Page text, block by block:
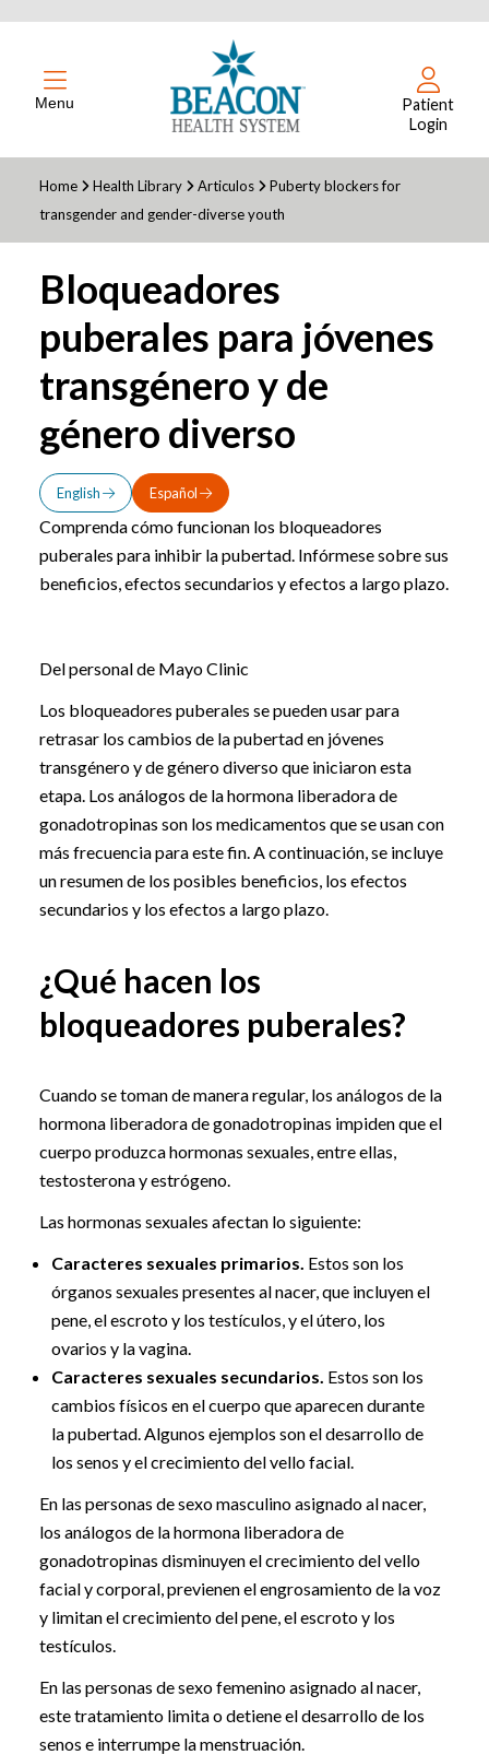
Menu
Patient
Login
Home Health Library Articulos
Puberty blockers for
transgender and gender-diverse youth
Bloqueadores
puberales para jóvenes
transgénero y de
género diverso
English Español
Comprenda cómo funcionan los bloqueadores
puberales para inhibir la pubertad. Infórmese sobre sus
beneficios, efectos secundarios y efectos a largo plazo.
Del personal de Mayo Clinic
Los bloqueadores puberales se pueden usar para
retrasar los cambios de la pubertad en jóvenes
transgénero y de género diverso que iniciaron esta
etapa. Los análogos de la hormona liberadora de
gonadotropinas son los medicamentos que se usan con
más frecuencia para este fin. A continuación, se incluye
un resumen de los posibles beneficios, los efectos
secundarios y los efectos a largo plazo.
¿Qué hacen los
bloqueadores puberales?
Cuando se toman de manera regular, los análogos de la
hormona liberadora de gonadotropinas impiden que el
cuerpo produzca hormonas sexuales, entre ellas,
testosterona y estrógeno.
Las hormonas sexuales afectan lo siguiente:
Caracteres sexuales primarios. Estos son los
órganos sexuales presentes al nacer, que incluyen el
pene, el escroto y los testículos, y el útero, los
ovarios y la vagina.
Caracteres sexuales secundarios. Estos son los
cambios físicos en el cuerpo que aparecen durante
la pubertad. Algunos ejemplos son el desarrollo de
los senos y el crecimiento del vello facial.
En las personas de sexo masculino asignado al nacer,
los análogos de la hormona liberadora de
gonadotropinas disminuyen el crecimiento del vello
facial y corporal, previenen el engrosamiento de la voz
y limitan el crecimiento del pene, el escroto y los
testículos.
En las personas de sexo femenino asignado al nacer,
este tratamiento limita o detiene el desarrollo de los
senos e interrumpe la menstruación.